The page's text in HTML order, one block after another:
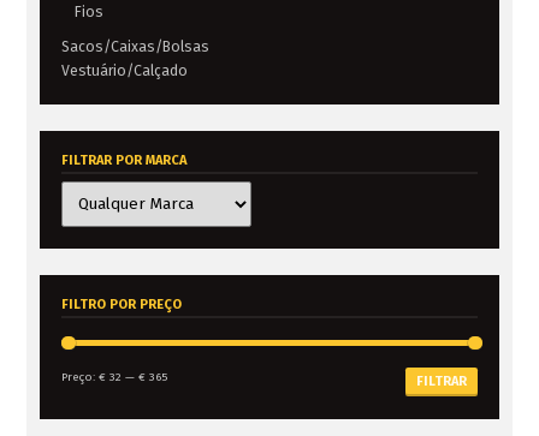
Fios
Sacos/Caixas/Bolsas
Vestuário/Calçado
FILTRAR POR MARCA
FILTRO POR PREÇO
FILTRAR
Preço:€ 32 —€ 365